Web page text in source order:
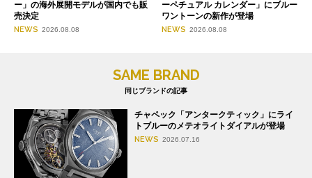
ー」の海外展開モデルが国内でも販
売決定
NEWS 2026.08.08
ーペチュアル カレンダー」にブルー
ワントーンの新作が登場
NEWS 2026.08.08
SAME BRAND
同じブランドの記事
チャペック「アンタークティック」にライ
トブルーのメテオライトダイアルが登場
NEWS 2026.07.16